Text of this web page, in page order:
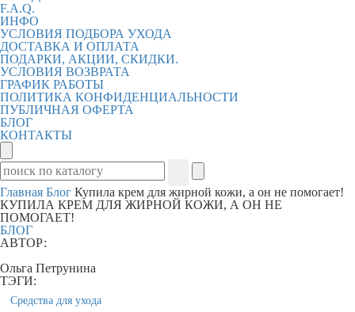
F.A.Q.
ИНФО
УСЛОВИЯ ПОДБОРА УХОДА
ДОСТАВКА И ОПЛАТА
ПОДАРКИ, АКЦИИ, СКИДКИ.
УСЛОВИЯ ВОЗВРАТА
ГРАФИК РАБОТЫ
ПОЛИТИКА КОНФИДЕНЦИАЛЬНОСТИ
ПУБЛИЧНАЯ ОФЕРТА
БЛОГ
КОНТАКТЫ
Главная Блог Купила крем для жирной кожи, а он не помогает!
КУПИЛА КРЕМ ДЛЯ ЖИРНОЙ КОЖИ, А ОН НЕ
ПОМОГАЕТ!
БЛОГ
АВТОР:
Ольга Петрунина
ТЭГИ:
Средства для ухода